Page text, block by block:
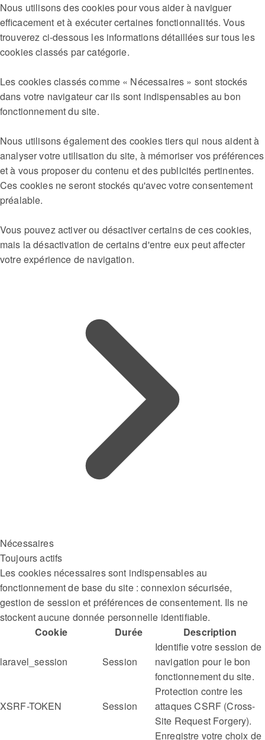
Nous utilisons des cookies pour vous aider à naviguer
efficacement et à exécuter certaines fonctionnalités. Vous
trouverez ci-dessous les informations détaillées sur tous les
cookies classés par catégorie.
Les cookies classés comme « Nécessaires » sont stockés
dans votre navigateur car ils sont indispensables au bon
fonctionnement du site.
Nous utilisons également des cookies tiers qui nous aident à
analyser votre utilisation du site, à mémoriser vos préférences
et à vous proposer du contenu et des publicités pertinentes.
Ces cookies ne seront stockés qu'avec votre consentement
préalable.
Vous pouvez activer ou désactiver certains de ces cookies,
mais la désactivation de certains d'entre eux peut affecter
votre expérience de navigation.
Nécessaires
Toujours actifs
Les cookies nécessaires sont indispensables au
fonctionnement de base du site : connexion sécurisée,
gestion de session et préférences de consentement. Ils ne
stockent aucune donnée personnelle identifiable.
Cookie
Durée Description
laravel_session Session
Identifie votre session de
navigation pour le bon
fonctionnement du site.
XSRF-TOKEN Session
Protection contre les
attaques CSRF (Cross-
Site Request Forgery).
Enregistre votre choix de